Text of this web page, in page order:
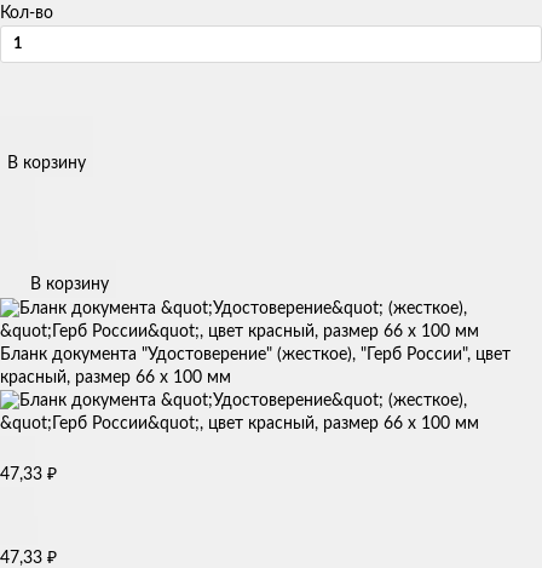
Кол-во
В корзину
В корзину
Бланк документа "Удостоверение" (жесткое), "Герб России", цвет
красный, размер 66 х 100 мм
47,33 ₽
47,33 ₽